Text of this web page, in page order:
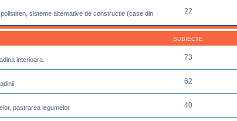
sisteme alternative de constructie (case din
22
SUBIECTE
interioara. 73
62
pastrarea legumelor 40